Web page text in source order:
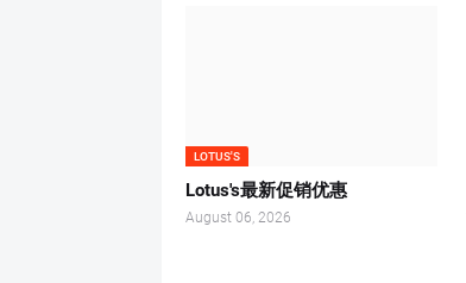
LOTUS'S
Lotus's最新促销优惠
August 06, 2026